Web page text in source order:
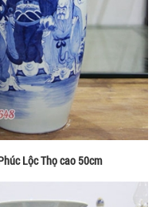
Lộc Thọ cao 50cm